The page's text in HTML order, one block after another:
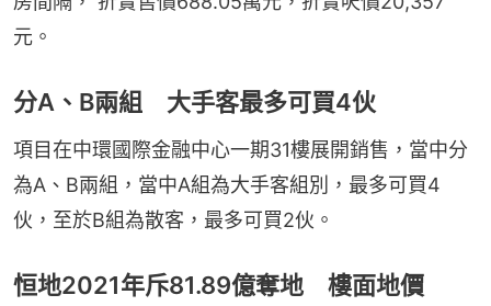
元。
分A、B兩組 大手客最多可買4伙
項目在中環國際金融中心一期31樓展開銷售，當中分
為A、B兩組，當中A組為大手客組別，最多可買4
伙，至於B組為散客，最多可買2伙。
恒地2021年斥81.89億奪地 樓面地價